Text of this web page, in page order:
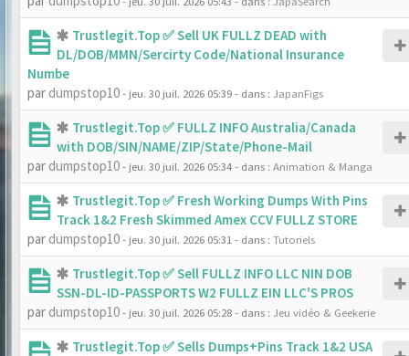
Trustlegit.Top ✅ Sell UK FULLZ DEAD with
DL/DOB/MMN/Sercirty Code/National Insurance
Numbe
par dumpstop10- jeu. 30 juil. 2026 05:39- dans : JapanFigs
Trustlegit.Top ✅ FULLZ INFO Australia/Canada
with DOB/SIN/NAME/ZIP/State/Phone-Mail
par dumpstop10- jeu. 30 juil. 2026 05:34- dans : Animation & Manga
Trustlegit.Top ✅ Fresh Working Dumps With Pins
Track 1&2 Fresh Skimmed Amex CCV FULLZ STORE
par dumpstop10- jeu. 30 juil. 2026 05:31 - dans : Tutoriels
Trustlegit.Top ✅ Sell FULLZ INFO LLC NIN DOB
SSN-DL-ID-PASSPORTS W2 FULLZ EIN LLC'S PROS
par dumpstop10- jeu. 30 juil. 2026 05:28- dans : Jeu vidéo & Geekerie
Trustlegit.Top ✅ Sells Dumps+Pins Track 1&2 USA